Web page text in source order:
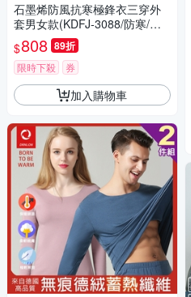
石墨烯防風抗寒極鋒衣三穿外
套男女款(KDFJ-3088/防寒/防
風/防潑水/多件套)【KD】
$808 89折
限時下殺 券
加入購物車